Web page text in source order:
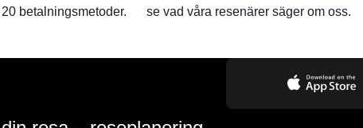
betalningsmetoder.
se vad våra resenärer säger om oss.